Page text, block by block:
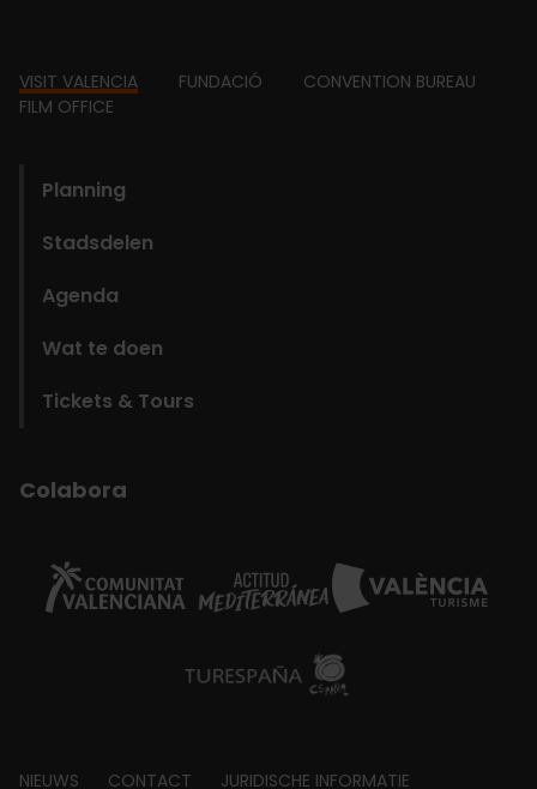
Footer
VISIT VALENCIA FUNDACIÓ
CONVENTION BUREAU
FILM OFFICE
Planning
Stadsdelen
Agenda
Wat te doen
Tickets & Tours
Colabora
NIEUWS CONTACT JURIDISCHE INFORMATIE